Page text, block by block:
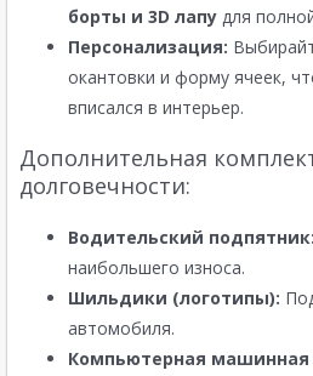
борты и 3D лапу для
Персонализация:
окантовки и форму ячеек,
вписался в интерьер.
Дополнительная
долговечности:
Водительский подпятник:
наибольшего износа.
Шильдики (логотипы):
автомобиля.
Компьютерная